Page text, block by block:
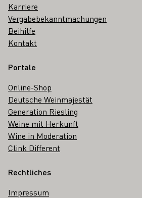
Karriere
Vergabebekanntmachungen
Beihilfe
Kontakt
Portale
Online-Shop
Deutsche Weinmajestät
Generation Riesling
Weine mit Herkunft
Wine in Moderation
Clink Different
Rechtliches
Impressum